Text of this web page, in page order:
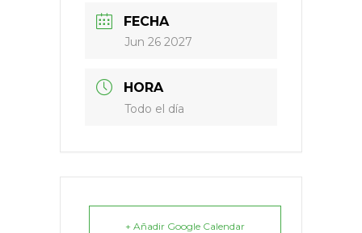
FECHA
Jun 26 2027
HORA
Todo el día
+ Añadir Google Calendar